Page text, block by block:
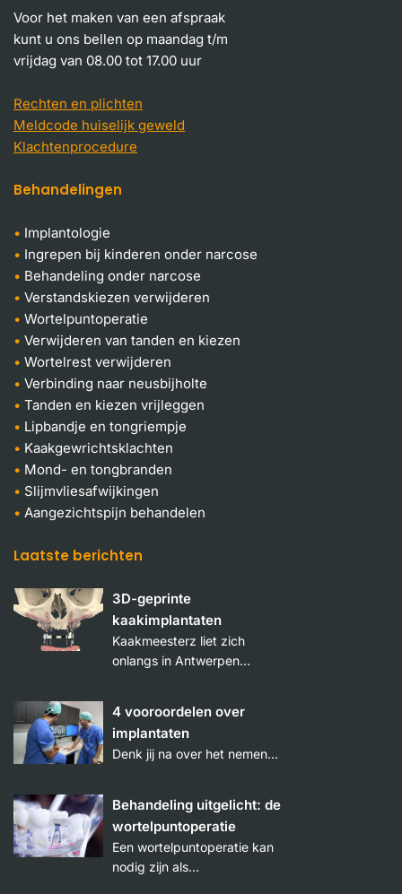
Voor het maken van een afspraak
kunt u ons bellen op maandag t/m
vrijdag van 08.00 tot 17.00 uur
Rechten en plichten
Meldcode huiselijk geweld
Klachtenprocedure
Behandelingen
Implantologie
Ingrepen bij kinderen onder narcose
Behandeling onder narcose
Verstandskiezen verwijderen
Wortelpuntoperatie
Verwijderen van tanden en kiezen
Wortelrest verwijderen
Verbinding naar neusbijholte
Tanden en kiezen vrijleggen
Lipbandje en tongriempje
Kaakgewrichtsklachten
Mond- en tongbranden
Slijmvliesafwijkingen
Aangezichtspijn behandelen
Laatste berichten
3D-geprinte
kaakimplantaten
Kaakmeesterz liet zich
onlangs in Antwerpen…
4 vooroordelen over
implantaten
Denk jij na over het nemen…
Behandeling uitgelicht: de
wortelpuntoperatie
Een wortelpuntoperatie kan
nodig zijn als…